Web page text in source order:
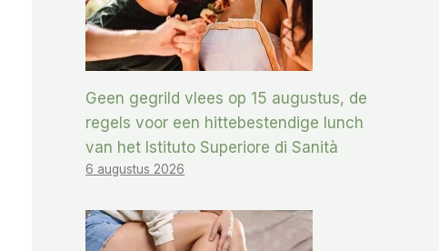
Geen gegrild vlees op 15 augustus, de
regels voor een hittebestendige lunch
van het Istituto Superiore di Sanità
6 augustus 2026